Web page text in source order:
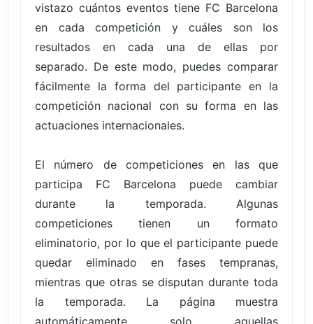
vistazo cuántos eventos tiene FC Barcelona
en cada competición y cuáles son los
resultados en cada una de ellas por
separado. De este modo, puedes comparar
fácilmente la forma del participante en la
competición nacional con su forma en las
actuaciones internacionales.
El número de competiciones en las que
participa FC Barcelona puede cambiar
durante la temporada. Algunas
competiciones tienen un formato
eliminatorio, por lo que el participante puede
quedar eliminado en fases tempranas,
mientras que otras se disputan durante toda
la temporada. La página muestra